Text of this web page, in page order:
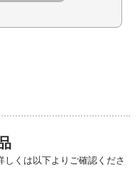
しくは以下よりご確認くださ